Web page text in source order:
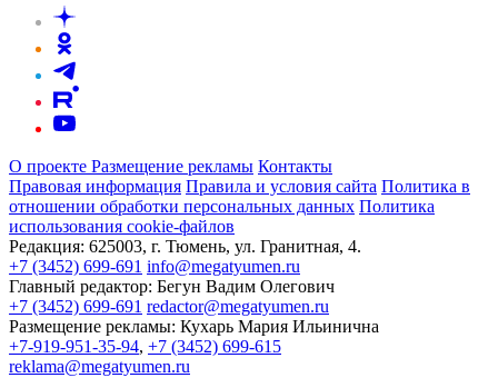
О проекте Размещение рекламы Контакты
Правовая информация Правила и условия сайта Политика в
отношении обработки персональных данных Политика
использования cookie-файлов
Редакция: 625003, г. Тюмень, ул. Гранитная, 4.
+7 (3452) 699-691 info@megatyumen.ru
Главный редактор: Бегун Вадим Олегович
+7 (3452) 699-691 redactor@megatyumen.ru
Размещение рекламы: Кухарь Мария Ильинична
+7-919-951-35-94, +7 (3452) 699-615
reklama@megatyumen.ru